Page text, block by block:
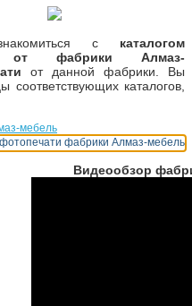
с каталогом
от фабрики Алмаз-
от данной фабрики. Вы
соответствующих каталогов,
Видеообзор